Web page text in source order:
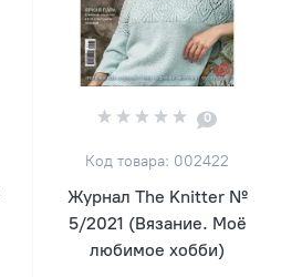
0
Код товара: 002422
Журнал The Knitter №
5/2021 (Вязание. Моё
любимое хобби)